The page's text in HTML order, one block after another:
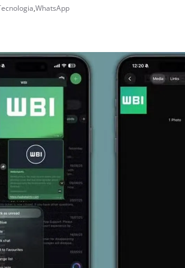
,WhatsApp